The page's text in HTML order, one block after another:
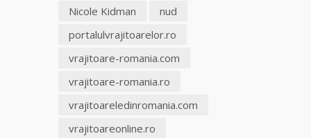
Nicole Kidman
nud
portalulvrajitoarelor.ro
vrajitoare-romania.com
vrajitoare-romania.ro
vrajitoareledinromania.com
vrajitoareonline.ro